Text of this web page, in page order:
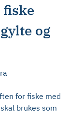
fiske
og
for fiske med
brukes som